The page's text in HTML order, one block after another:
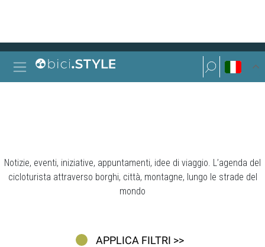
Notizie, eventi, iniziative, appuntamenti, idee di viaggio. L’agenda del
cicloturista attraverso borghi, città, montagne, lungo le strade del
mondo
APPLICA FILTRI >>